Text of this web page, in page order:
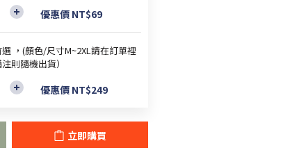
優惠價 NT$69
，(顏色/尺寸M~2XL請在訂單裡
則隨機出貨）
優惠價 NT$249
立即購買